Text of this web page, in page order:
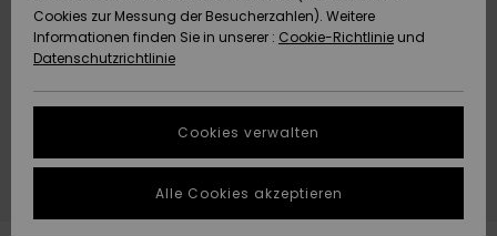
Brandneu
Highlights
Brandneu
Highlights
Starten Sie eine
um die
schnellste
Antwort auf Ihre
NACHHALTIGKEIT
SHOPS
QUIKSILVER APP
WUNSCHLISTE
Cookies zur Messung der Besucherzahlen). Weitere
Informationen finden Sie in unserer : Cookie-Richtlinie und
Datenschutzrichtlinie
Cookies verwalten
Alle Cookies akzeptieren